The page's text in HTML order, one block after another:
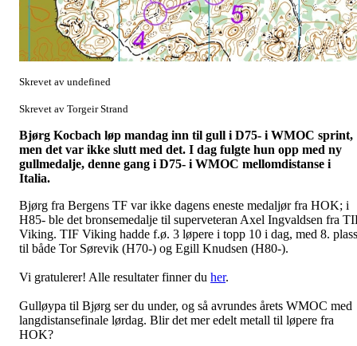
Skrevet av undefined
Skrevet av Torgeir Strand
Bjørg Kocbach løp mandag inn til gull i D75- i WMOC sprint,
men det var ikke slutt med det. I dag fulgte hun opp med ny
gullmedalje, denne gang i D75- i WMOC mellomdistanse i
Italia.
Bjørg fra Bergens TF var ikke dagens eneste medaljør fra HOK; i
H85- ble det bronsemedalje til superveteran Axel Ingvaldsen fra
Viking. TIF Viking hadde f.ø. 3 løpere i topp 10 i dag, med 8. plass
til både Tor Sørevik (H70-) og Egill Knudsen (H80-).
Vi gratulerer! Alle resultater finner du her.
Gulløypa til Bjørg ser du under, og så avrundes årets WMOC med
langdistansefinale lørdag. Blir det mer edelt metall til løpere fra
HOK?